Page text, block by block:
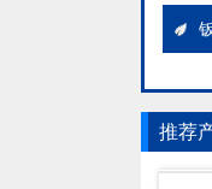
推荐